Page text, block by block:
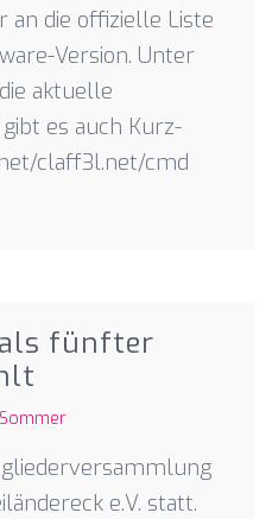
an die offizielle Liste
Version. Unter
aktuelle
es auch Kurz-
claff3l.net/cmd
fünfter
e.V. statt.